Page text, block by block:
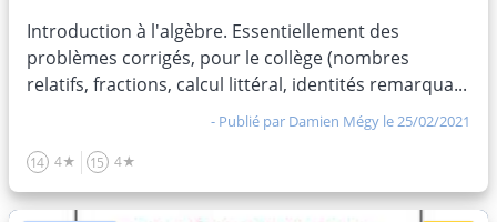
Introduction à l'algèbre. Essentiellement des
problèmes corrigés, pour le collège (nombres
relatifs, fractions, calcul littéral, identités remarqua...
- Publié par Damien Mégy le 25/02/2021
14 4★ 15 4★